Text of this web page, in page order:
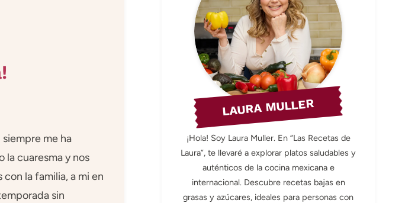
me ha
la cuaresma y nos
la familia, a mi en
sin
LAURA MULLER
¡Hola! Soy Laura Muller. En “Las Recetas de
Laura”, te llevaré a explorar platos saludables y
auténticos de la cocina mexicana e
internacional. Descubre recetas bajas en
grasas y azúcares, ideales para personas con